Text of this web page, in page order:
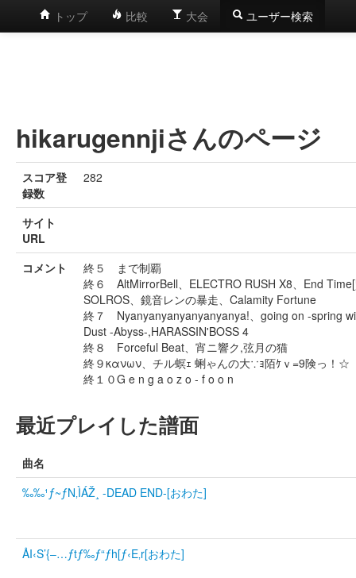
トップ 比較 大会 ユーザー検索
hikarugennjiさんのページ
スコア登
録数
282
サイト
URL
コメント
終５ まで制覇
終６ AltMirrorBell、ELECTRO RUSH X8、End
SOLROS、鏡音レンの暴走、Calamity Fortune
終７ Nyanyanyanyanyanyanya!、going on -spring
Dust -Abyss-,HARASSIN'BOSS 4
終８ Forceful Beat、宵ニ響ク,弦月の猫
終９κανων、チル螟ｪ 蜊ゃんの大∵ｮ陌ｹｖ=9険っ！☆
終１０G e n g a o z o - f o o n
最近プレイした譜面
曲名
‰‰¹ƒ~ƒN‚ÌÁŽ¸ -DEAD END-[おわた]
ÅI‹S’{–…ƒtƒ‰ƒ“ƒh[ƒ‹E‚r[おわた]